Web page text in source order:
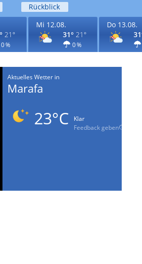
Rückblick
21°
0 %
Mi 12.08.
31° 21°
0 %
Do 13.08.
Aktuelles Wetter in
Marafa
23°C
Klar
Feedback geben